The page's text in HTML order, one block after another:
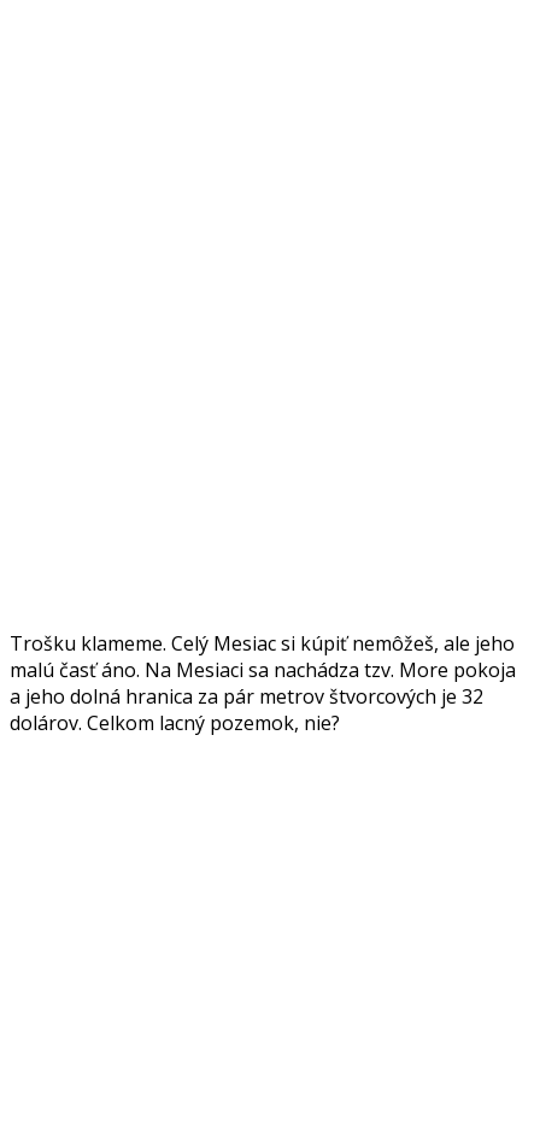
Trošku klameme. Celý Mesiac si kúpiť nemôžeš, ale jeho
malú časť áno. Na Mesiaci sa nachádza tzv. More pokoja
a jeho dolná hranica za pár metrov štvorcových je 32
dolárov. Celkom lacný pozemok, nie?